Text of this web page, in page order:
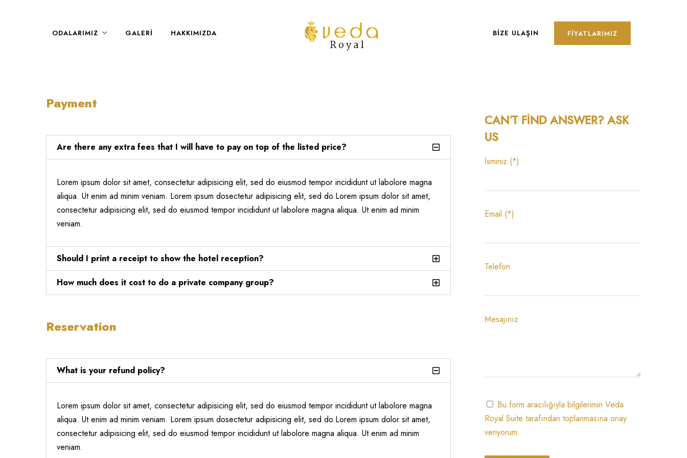
ODALARIMIZ GALERI HAKKIMIZDA BIZE ULAŞIN FIYATLARIMIZ
Payment
Are there any extra fees that I will have to pay on top of the listed price?
Lorem ipsum dolor sit amet, consectetur adipisicing elit, sed do eiusmod tempor incididunt ut labolore magna
aliqua. Ut enim ad minim veniam. Lorem ipsum dosectetur adipisicing elit, sed do.Lorem ipsum dolor sit amet,
consectetur adipisicing elit, sed do eiusmod tempor incididunt ut labolore magna aliqua. Ut enim ad minim
veniam.
Should I print a receipt to show the hotel reception?
How much does it cost to do a private company group?
Reservation
What is your refund policy?
Lorem ipsum dolor sit amet, consectetur adipisicing elit, sed do eiusmod tempor incididunt ut labolore magna
aliqua. Ut enim ad minim veniam. Lorem ipsum dosectetur adipisicing elit, sed do.Lorem ipsum dolor sit amet,
consectetur adipisicing elit, sed do eiusmod tempor incididunt ut labolore magna aliqua. Ut enim ad minim
veniam.
CAN’T FIND ANSWER? ASK
US
İsminiz (*)
Email (*)
Telefon
Mesajınız
Bu form aracılığıyla bilgilerimin Veda
Royal Suite tarafından toplanmasına onay
veriyorum.